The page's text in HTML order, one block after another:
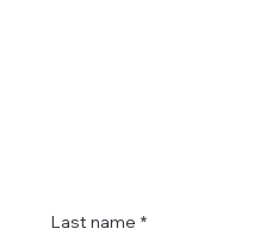
Last name *